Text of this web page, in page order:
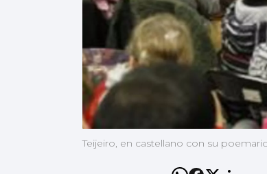
Teijeiro, en castellano con su